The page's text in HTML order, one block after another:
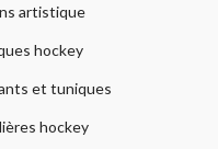
artistique
hockey
et tuniques
hockey